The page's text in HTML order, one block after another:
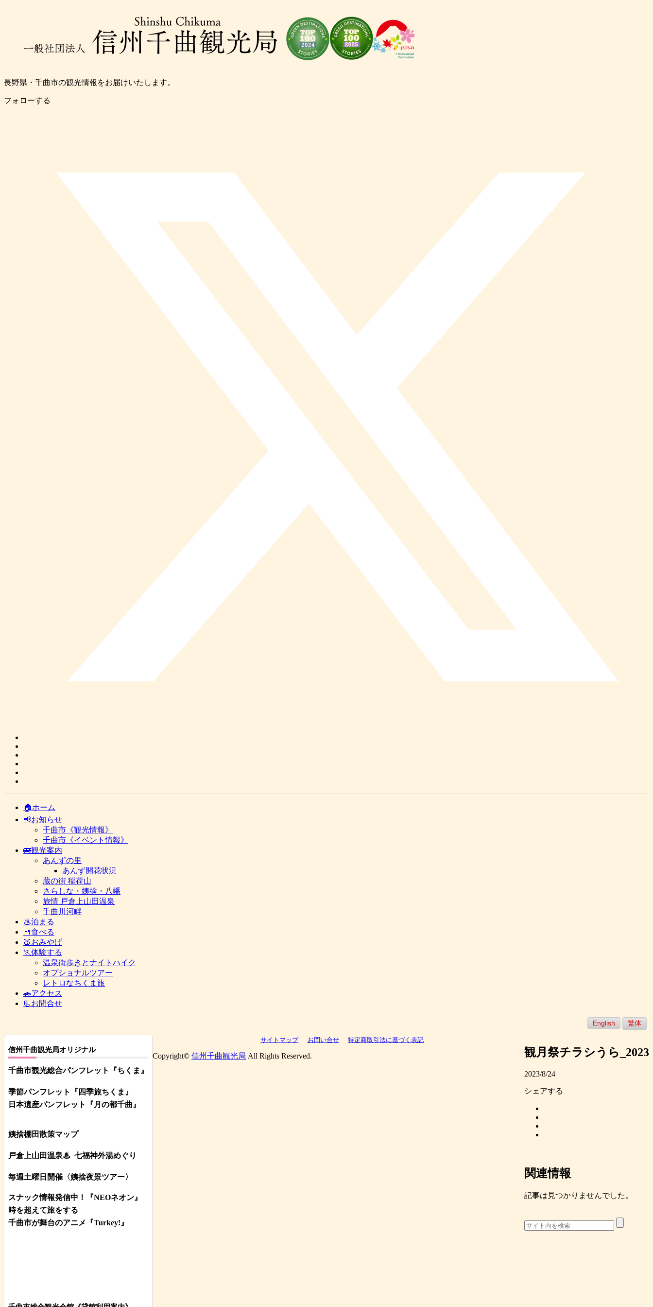
長野県・千曲市の観光情報をお届けいたします。
フォローする
🏠ホーム
📢お知らせ
千曲市《観光情報》
千曲市《イベント情報》
🚌観光案内
あんずの里
あんず開花状況
蔵の街 稲荷山
さらしな・姨捨・八幡
旅情 戸倉上山田温泉
千曲川河畔
♨泊まる
🍴食べる
🍑おみやげ
🏃体験する
温泉街歩きとナイトハイク
オプショナルツアー
レトロなちくま旅
🚗アクセス
📃お問合せ
English 繁体
観月祭チラシうら_2023
2023/8/24
シェアする
関連情報
記事は見つかりませんでした。
信州千曲観光局オリジナル
千曲市観光総合パンフレット 『ちくま』
季節パンフレット『四季旅ちくま』
日本遺産パンフレット
『月の都千曲』
姨捨棚田散策マップ
戸倉上山田温泉♨ 七福神外湯めぐり
毎週土曜日開催〈姨捨夜景ツアー〉
スナック情報発信中！『NEOネオン』
時を超えて旅をする
千曲市が舞台のアニメ『Turkey!』
サイトマップ お問い合せ 特定商取引法に基づく表記
Copyright© 信州千曲観光局 All Rights Reserved.